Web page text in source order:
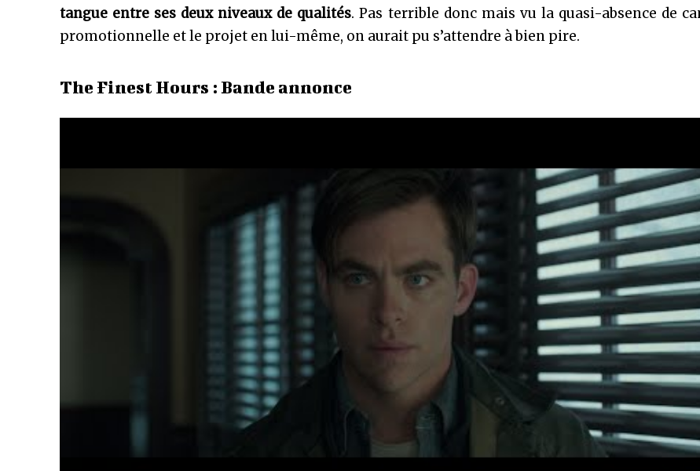
tangue entre ses deux niveaux de qualités. Pas terrible donc mais vu la quasi-absence de
promotionnelle et le projet en lui-même, on aurait pu s’attendre à bien pire.
The Finest Hours : Bande annonce